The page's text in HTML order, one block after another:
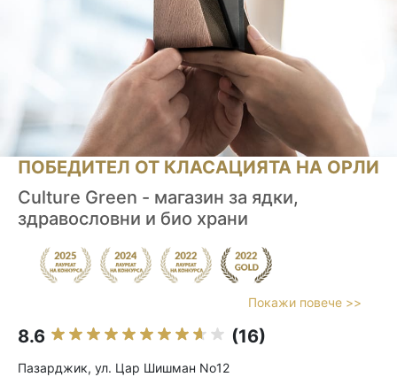
ПОБЕДИТЕЛ ОТ КЛАСАЦИЯТА НА ОРЛИ
Culture Green - магазин за ядки,
здравословни и био храни
Покажи повече >>
8.6 (16)
Пазарджик, ул. Цар Шишман No12